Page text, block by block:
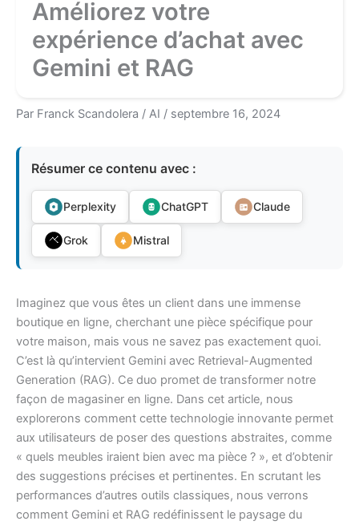
Améliorez votre
expérience d’achat avec
Gemini et RAG
Par Franck Scandolera / AI / septembre 16, 2024
Résumer ce contenu avec :
Perplexity ChatGPT Claude
Grok Mistral
Imaginez que vous êtes un client dans une immense
boutique en ligne, cherchant une pièce spécifique pour
votre maison, mais vous ne savez pas exactement quoi.
C’est là qu’intervient Gemini avec Retrieval-Augmented
Generation (RAG). Ce duo promet de transformer notre
façon de magasiner en ligne. Dans cet article, nous
explorerons comment cette technologie innovante permet
aux utilisateurs de poser des questions abstraites, comme
« quels meubles iraient bien avec ma pièce ? », et d’obtenir
des suggestions précises et pertinentes. En scrutant les
performances d’autres outils classiques, nous verrons
comment Gemini et RAG redéfinissent le paysage du